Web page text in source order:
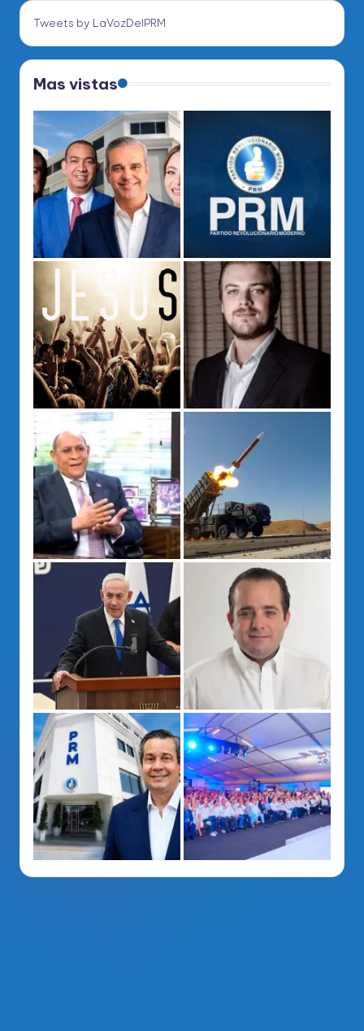
Tweets by LaVozDelPRM
Mas vistas